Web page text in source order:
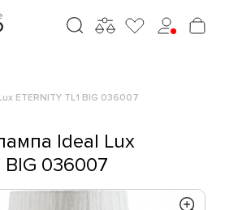
ETERNITY TL1 BIG 036007
Ideal Lux
BIG 036007